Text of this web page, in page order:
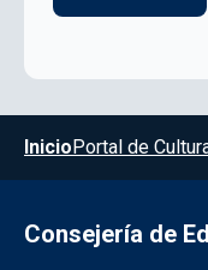
Menú del pie
InicioPortal de
Consejería de